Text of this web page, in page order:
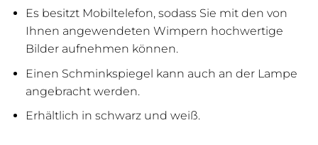
Es besitzt Mobiltelefon, sodass Sie mit den von
Ihnen angewendeten Wimpern hochwertige
Bilder aufnehmen können.
Einen Schminkspiegel kann auch an der Lampe
angebracht werden.
Erhältlich in schwarz und weiß.